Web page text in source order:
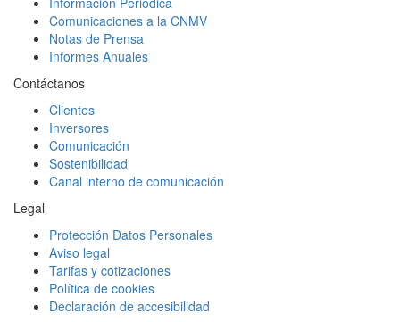
Comunicaciones a la CNMV
Notas de Prensa
Informes Anuales
Contáctanos
Clientes
Inversores
Comunicación
Sostenibilidad
Canal interno de comunicación
Legal
Protección Datos Personales
Aviso legal
Tarifas y cotizaciones
Política de cookies
Declaración de accesibilidad